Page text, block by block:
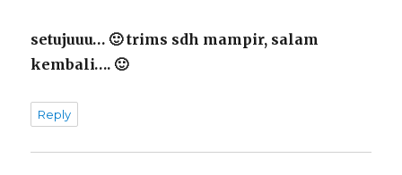
setujuuu… 🙂 trims sdh mampir, salam
kembali…. 🙂
Reply